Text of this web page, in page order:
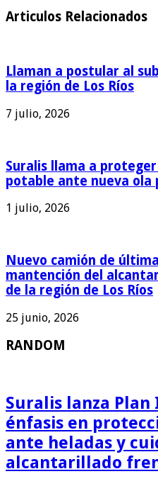
Articulos Relacionados
Llaman a postular al
la región de Los Ríos
7 julio, 2026
Suralis llama a
potable ante nueva ola
1 julio, 2026
Nuevo camión de
mantención del
de la región de Los Ríos
25 junio, 2026
RANDOM
Suralis lanza
énfasis en
ante heladas y
alcantarillado